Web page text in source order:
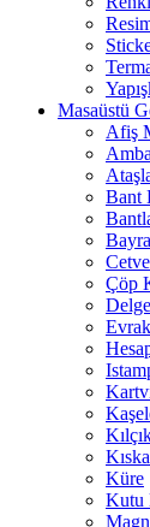
Masaüstü
Afiş
Bant
Çöp
Küre
Kutu